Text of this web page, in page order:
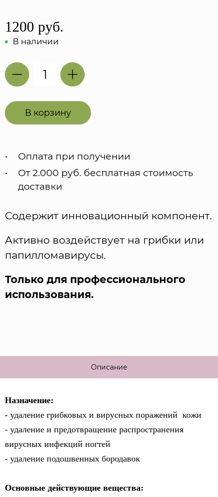
1200 руб.
В наличии
В корзину
Оплата при получении
От 2.000 руб. бесплатная стоимость
доставки
Содержит инновационный компонент.
Активно воздействует на грибки или
папилломавирусы.
Только для профессионального
использования.
Описание
Назначение:
- удаление грибковых и вирусных поражений кожи
- удаление и предотвращение распространения
вирусных инфекций ногтей
- удаление подошвенных бородавок
Основные действующие вещества: